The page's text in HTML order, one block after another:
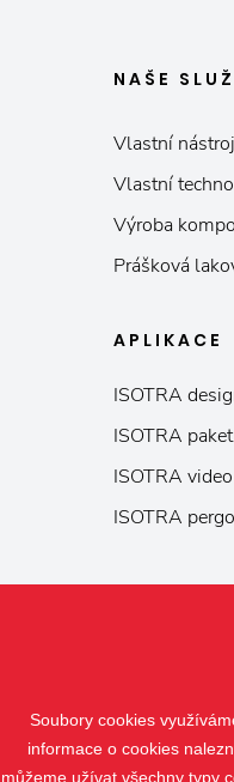
NAŠE
Vlastní
Vlastní
Výroba
Prášková
APLIKACE
ISOTRA
ISOTRA paket
ISOTRA
ISOTRA
Soubory cookies
informace o cookies
můžeme užívat všechny typy